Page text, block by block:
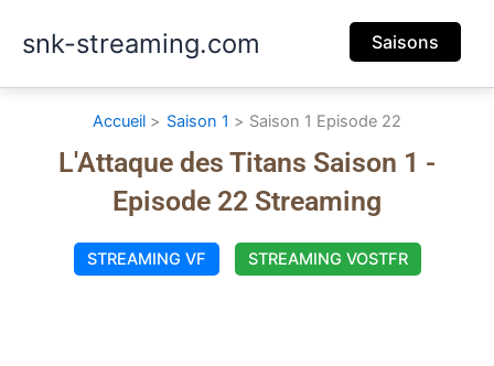
snk-streaming.com Saisons
Accueil Saison 1 Saison 1 Episode 22
L'Attaque des Titans Saison 1 -
Episode 22 Streaming
STREAMING VF STREAMING VOSTFR